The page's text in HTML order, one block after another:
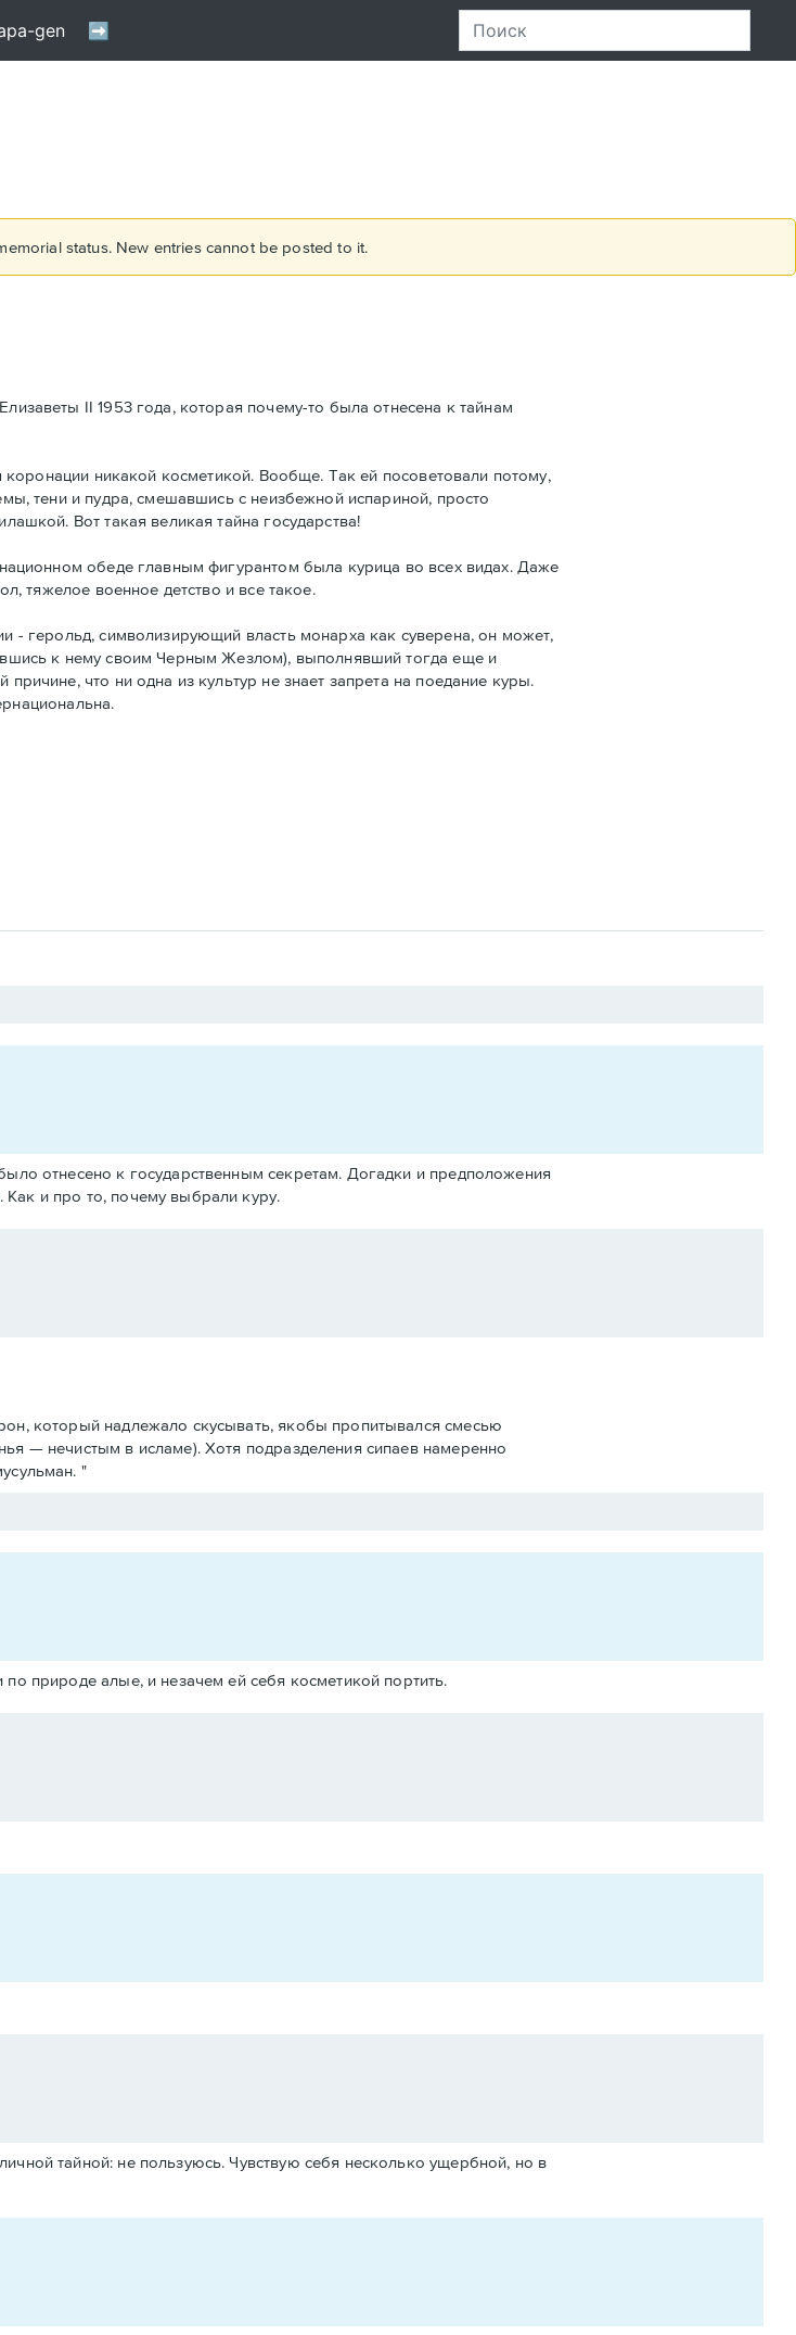
status. New entries cannot be posted to it.
II 1953 года, которая почему-то была отнесена к тайнам
никакой косметикой. Вообще. Так ей посоветовали потому,
тени и пудра, смешавшись с неизбежной испариной, просто
Вот такая великая тайна государства!
обеде главным фигурантом была курица во всех видах. Даже
тяжелое военное детство и все такое.
- герольд, символизирующий власть монарха как суверена, он может,
к нему своим Черным Жезлом), выполнявший тогда еще и
что ни одна из культур не знает запрета на поедание куры.
отнесено к государственным секретам. Догадки и предположения
и про то, почему выбрали куру.
который надлежало скусывать, якобы пропитывался смесью
— нечистым в исламе). Хотя подразделения сипаев намеренно
"
природе алые, и незачем ей себя косметикой портить.
тайной: не пользуюсь. Чувствую себя несколько ущербной, но в